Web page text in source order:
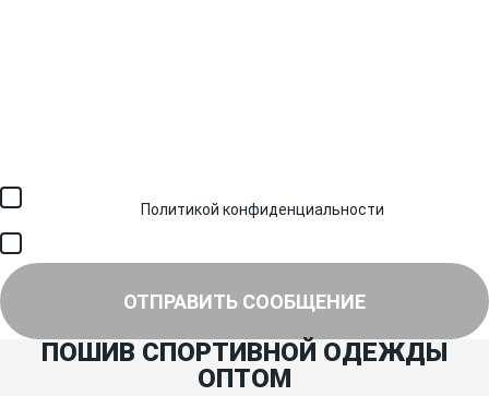
Политикой конфиденциальности
ОТПРАВИТЬ СООБЩЕНИЕ
ПОШИВ СПОРТИВНОЙ ОДЕЖДЫ
ОПТОМ